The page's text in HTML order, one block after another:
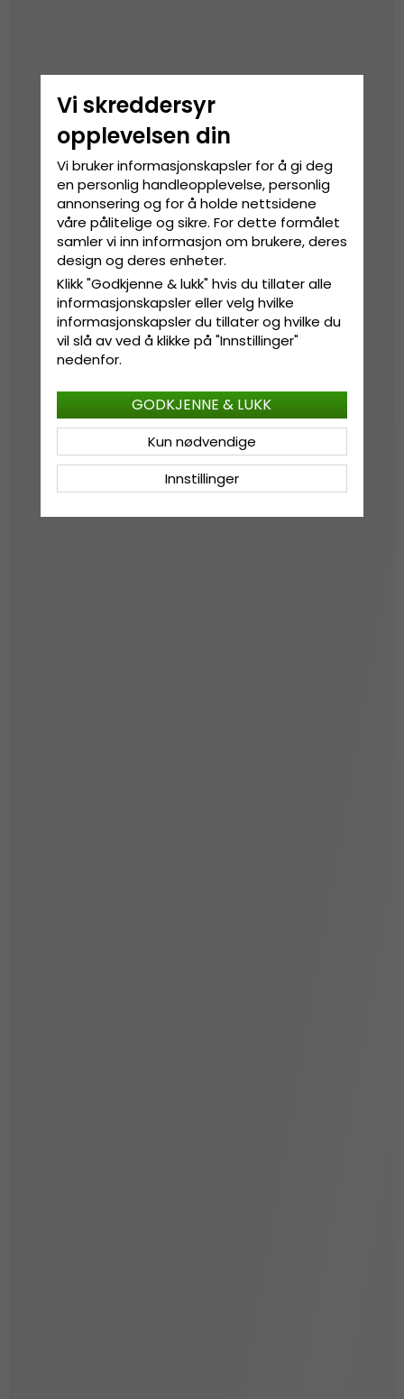
Vi skreddersyr
opplevelsen din
Vi bruker informasjonskapsler for å gi deg
en personlig handleopplevelse, personlig
annonsering og for å holde nettsidene
våre pålitelige og sikre. For dette formålet
samler vi inn informasjon om brukere, deres
design og deres enheter.
Klikk "Godkjenne & lukk" hvis du tillater alle
informasjonskapsler eller velg hvilke
informasjonskapsler du tillater og hvilke du
vil slå av ved å klikke på "Innstillinger"
nedenfor.
Innstillinger
Kun nødvendige
GODKJENNE & LUKK